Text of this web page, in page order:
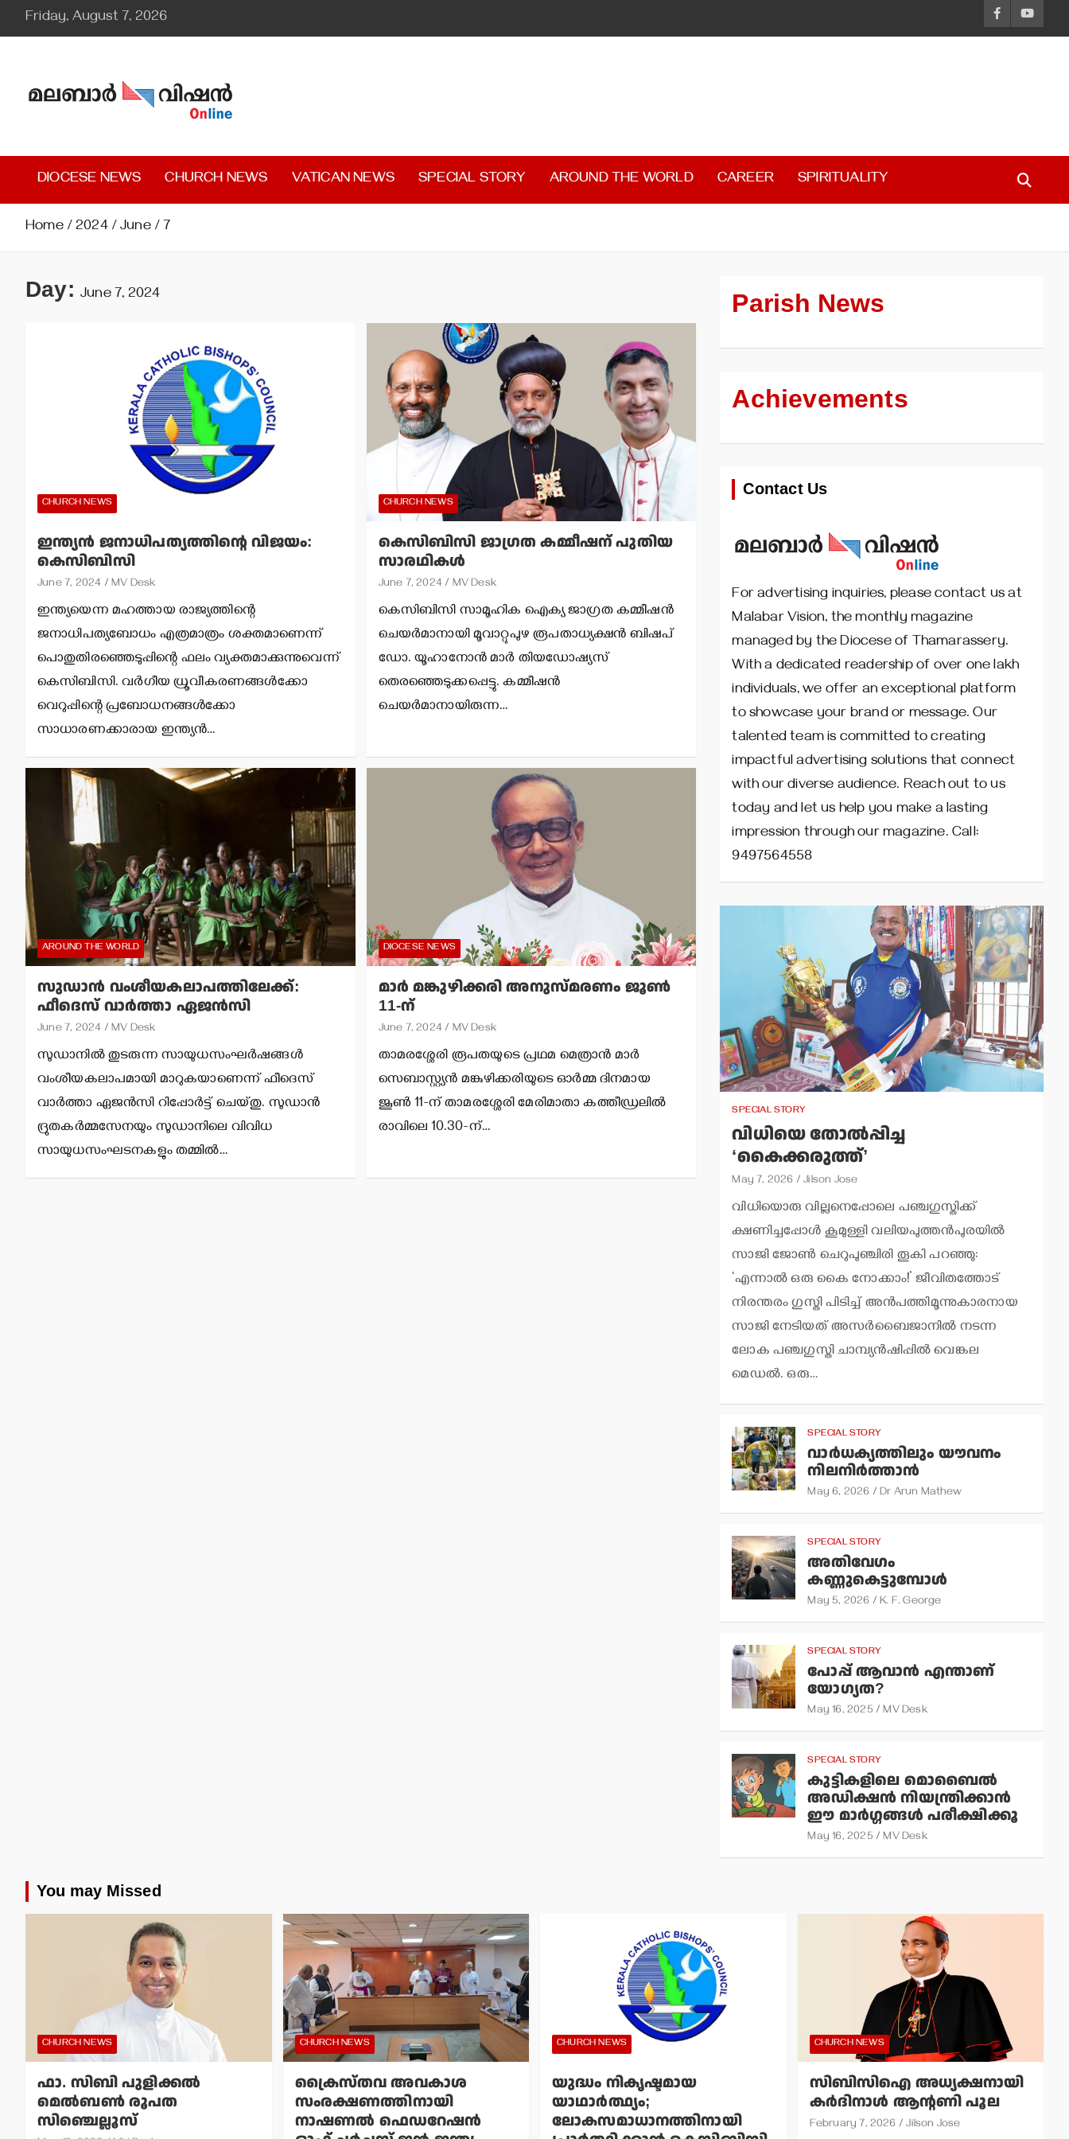
to
Friday, August 7, 2026
Malabar Vision Online
DIOCESE NEWS CHURCH NEWS VATICAN NEWS SPECIAL STORY AROUND THE WORLD CAREER SPIRITUALITY
Home 2024 June 7
Day: June 7, 2024
CHURCH NEWS
ഇന്ത്യന്‍ ജനാധിപത്യത്തിന്റെ വിജയം:
കെസിബിസി
June 7, 2024 MV Desk
ഇന്ത്യയെന്ന മഹത്തായ രാജ്യത്തിന്റെ
ജനാധിപത്യബോധം എത്രമാത്രം ശക്തമാണെന്ന്
പൊതുതിരഞ്ഞെടുപ്പിന്റെ ഫലം വ്യക്തമാക്കുന്നുവെന്ന്
കെസിബിസി. വര്‍ഗീയ ധ്രൂവീകരണങ്ങള്‍ക്കോ
വെറുപ്പിന്റെ പ്രബോധനങ്ങള്‍ക്കോ
സാധാരണക്കാരായ ഇന്ത്യന്‍…
CHURCH NEWS
കെസിബിസി ജാഗ്രത കമ്മീഷന് പുതിയ
സാരഥികള്‍
June 7, 2024 MV Desk
കെസിബിസി സാമൂഹിക ഐക്യ ജാഗ്രത കമ്മീഷന്‍
ചെയര്‍മാനായി മൂവാറ്റുപുഴ രൂപതാധ്യക്ഷന്‍ ബിഷപ്
ഡോ. യൂഹാനോന്‍ മാര്‍ തിയഡോഷ്യസ്
തെരഞ്ഞെടുക്കപ്പെട്ടു. കമ്മീഷന്‍
ചെയര്‍മാനായിരുന്ന…
AROUND THE WORLD
സുഡാന്‍ വംശീയകലാപത്തിലേക്ക്:
ഫീദെസ് വാര്‍ത്താ ഏജന്‍സി
June 7, 2024 MV Desk
സുഡാനില്‍ തുടരുന്ന സായുധസംഘര്‍ഷങ്ങള്‍
വംശീയകലാപമായി മാറുകയാണെന്ന് ഫീദെസ്
വാര്‍ത്താ ഏജന്‍സി റിപ്പോര്‍ട്ട് ചെയ്തു. സുഡാന്‍
ദ്രുതകര്‍മ്മസേനയും സുഡാനിലെ വിവിധ
സായുധസംഘടനകളും തമ്മില്‍…
DIOCESE NEWS
മാര്‍ മങ്കുഴിക്കരി അനുസ്മരണം ജൂണ്‍
11-ന്
June 7, 2024 MV Desk
താമരശ്ശേരി രൂപതയുടെ പ്രഥമ മെത്രാന്‍ മാര്‍
സെബാസ്റ്റ്യന്‍ മങ്കുഴിക്കരിയുടെ ഓര്‍മ്മ ദിനമായ
ജൂണ്‍ 11-ന് താമരശ്ശേരി മേരിമാതാ കത്തീഡ്രലില്‍
രാവിലെ 10.30-ന്…
Parish News
Achievements
Contact Us
For advertising inquiries, please contact us at
Malabar Vision, the monthly magazine
managed by the Diocese of Thamarassery.
With a dedicated readership of over one lakh
individuals, we offer an exceptional platform
to showcase your brand or message. Our
talented team is committed to creating
impactful advertising solutions that connect
with our diverse audience. Reach out to us
today and let us help you make a lasting
impression through our magazine. Call:
9497564558
SPECIAL STORY
വിധിയെ തോല്‍പ്പിച്ച
‘കൈക്കരുത്ത്’
May 7, 2026 Jilson Jose
വിധിയൊരു വില്ലനെപ്പോലെ പഞ്ചഗുസ്തിക്ക്
ക്ഷണിച്ചപ്പോള്‍ കൂമുള്ളി വലിയപുത്തന്‍പുരയില്‍
സാജി ജോണ്‍ ചെറുപുഞ്ചിരി തൂകി പറഞ്ഞു:
‘എന്നാല്‍ ഒരു കൈ നോക്കാം!’ ജീവിതത്തോട്
നിരന്തരം ഗുസ്തി പിടിച്ച് അന്‍പത്തിമൂന്നുകാരനായ
സാജി നേടിയത് അസര്‍ബൈജാനില്‍ നടന്ന
ലോക പഞ്ചഗുസ്തി ചാമ്പ്യന്‍ഷിപ്പില്‍ വെങ്കല
മെഡല്‍. ഒരു…
SPECIAL STORY
വാര്‍ധക്യത്തിലും യൗവനം
നിലനിര്‍ത്താന്‍
May 6, 2026 Dr Arun Mathew
SPECIAL STORY
അതിവേഗം
കണ്ണുകെട്ടുമ്പോള്‍
May 5, 2026 K. F. George
SPECIAL STORY
പോപ്പ് ആവാന്‍ എന്താണ്
യോഗ്യത?
May 16, 2025 MV Desk
SPECIAL STORY
കുട്ടികളിലെ മൊബൈല്‍
അഡിക്ഷന്‍ നിയന്ത്രിക്കാന്‍
ഈ മാര്‍ഗ്ഗങ്ങള്‍ പരീക്ഷിക്കൂ
May 16, 2025 MV Desk
You may Missed
CHURCH NEWS
ഫാ. സിബി പുളിക്കല്‍
മെല്‍ബണ്‍ രൂപത
സിഞ്ചെല്ലൂസ്
CHURCH NEWS
ക്രൈസ്തവ അവകാശ
സംരക്ഷണത്തിനായി
നാഷണല്‍ ഫെഡറേഷന്‍
CHURCH NEWS
യുദ്ധം നികൃഷ്ടമായ
യാഥാര്‍ത്ഥ്യം;
ലോകസമാധാനത്തിനായി
CHURCH NEWS
സിബിസിഐ അധ്യക്ഷനായി
കര്‍ദിനാള്‍ ആന്റണി പൂല
February 7, 2026 Jilson Jose